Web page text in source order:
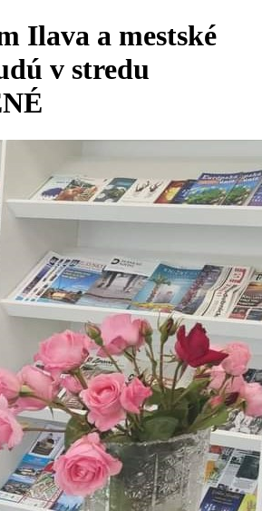
Ilava a mestské
v stredu